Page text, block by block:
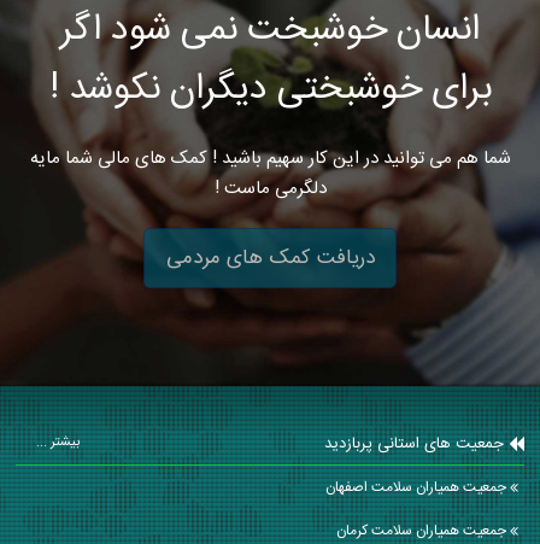
انسان خوشبخت نمی شود اگر
برای خوشبختی دیگران نکوشد !
شما هم می توانید در این کار سهیم باشید ! کمک های مالی شما مایه
دلگرمی ماست !
دریافت کمک های مردمی
جمعیت های استانی پربازدید بیشتر ...
جمعیت همیاران سلامت اصفهان
جمعیت همیاران سلامت كرمان